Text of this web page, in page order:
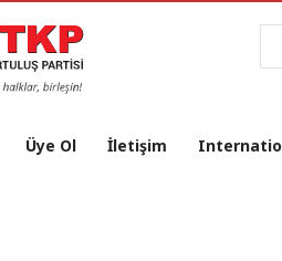
Üye Ol İletişim